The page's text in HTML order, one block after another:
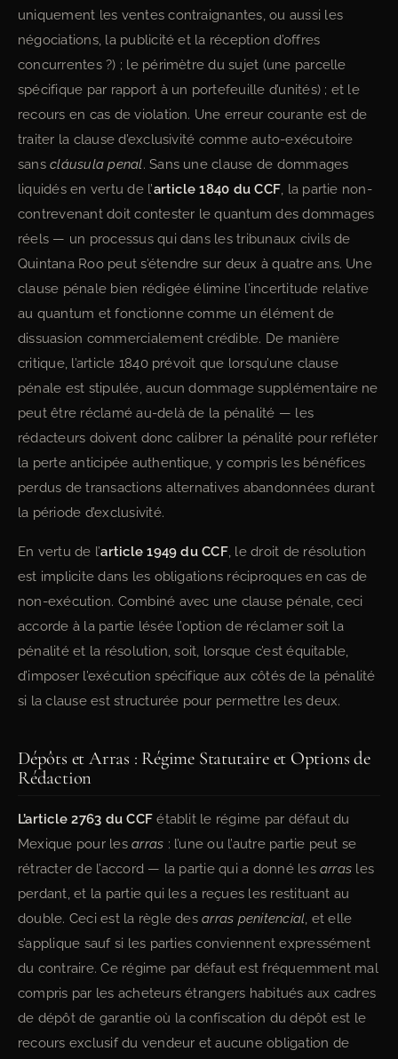
uniquement les ventes contraignantes, ou aussi les
négociations, la publicité et la réception d’offres
concurrentes ?) ; le périmètre du sujet (une parcelle
spécifique par rapport à un portefeuille d’unités) ; et le
recours en cas de violation. Une erreur courante est de
traiter la clause d’exclusivité comme auto-exécutoire
sanscláusula penal. Sans une clause de dommages
liquidés en vertu de l’article 1840 du CCF, la partie non-
contrevenant doit contester le quantum des dommages
réels — un processus qui dans les tribunaux civils de
Quintana Roo peut s’étendre sur deux à quatre ans. Une
clause pénale bien rédigée élimine l’incertitude relative
au quantum et fonctionne comme un élément de
dissuasion commercialement crédible. De manière
critique, l’article 1840 prévoit que lorsqu’une clause
pénale est stipulée, aucun dommage supplémentaire ne
peut être réclamé au-delà de la pénalité — les
rédacteurs doivent donc calibrer la pénalité pour refléter
la perte anticipée authentique, y compris les bénéfices
perdus de transactions alternatives abandonnées durant
la période d’exclusivité.
En vertu de l’article 1949 du CCF, le droit de résolution
est implicite dans les obligations réciproques en cas de
non-exécution. Combiné avec une clause pénale, ceci
accorde à la partie lésée l’option de réclamer soit la
pénalité et la résolution, soit, lorsque c’est équitable,
d’imposer l’exécution spécifique aux côtés de la pénalité
si la clause est structurée pour permettre les deux.
Dépôts et Arras : Régime Statutaire et Options de
Rédaction
L’article 2763 du CCF établit le régime par défaut du
Mexique pour lesarras : l’une ou l’autre partie peut se
rétracter de l’accord — la partie qui a donné les arras les
perdant, et la partie qui les a reçues les restituant au
double. Ceci est la règle desarras penitencial, et elle
s’applique sauf si les parties conviennent expressément
du contraire. Ce régime par défaut est fréquemment mal
compris par les acheteurs étrangers habitués aux cadres
de dépôt de garantie où la confiscation du dépôt est le
recours exclusif du vendeur et aucune obligation de